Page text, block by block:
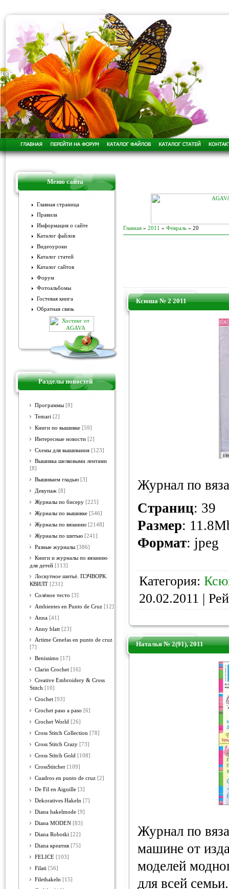
Меню сайта
Главная страница
Правила
Информация о сайте
Каталог файлов
Видеоуроки
Каталог статей
Каталог сайтов
Форум
Фотоальбомы
Гостевая книга
Обратная связь
Разделы новостей
Программы [8]
Temari [2]
Книги по вышивке [59]
Интересные новости [2]
Схемы для вышивания [123]
Вышивка шелковыми лентами
[8]
Вышиваем гладью [3]
Декупаж [8]
Журналы по бисеру [225]
Журналы по вышивке [546]
Журналы по вязанию [2148]
Журналы по шитью [241]
Разные журналы [386]
Книги и журналы по вязанию
для детей [113]
Лоскутное шитьё. ПЭЧВОРК.
КВИЛТ [231]
Солёное тесто [3]
Ambientes en Punto de Cruz [12]
Anna [41]
Anny blatt [23]
Artime Cenefas en punto de cruz
[7]
Benissimo [17]
Clarin Crochet [16]
Creative Embroidery & Cross
Stitch [10]
Crochet [93]
Crochet paso a paso [6]
Crochet World [26]
Cross Stitch Collection [78]
Cross Stitch Crazy [73]
Cross Stitch Gold [108]
CrossStitcher [109]
Cuadros en punto de cruz [2]
De Fil en Aiguille [3]
Dekoratives Hakeln [7]
Diana hakelmode [9]
Diana MODEN [83]
Diana Robotki [22]
Diana креатив [75]
FELICE [103]
Filati [56]
Filethakeln [15]
Главная » 2011 » Февраль » 20
Ксюша № 2 2011
Журнал по
Страниц: 39
Размер:
Формат: jpeg
Категория:
20.02.2011 |
Наталья № 2(91), 2011
Журнал по
машине от
моделей
для всей